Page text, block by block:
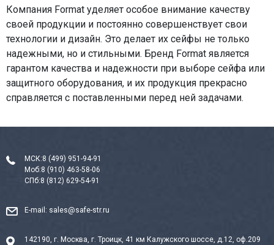
Компания Format уделяет особое внимание качеству
своей продукции и постоянно совершенствует свои
технологии и дизайн. Это делает их сейфы не только
надежными, но и стильными. Бренд Format является
гарантом качества и надежности при выборе сейфа или
защитного оборудования, и их продукция прекрасно
справляется с поставленными перед ней задачами.
МСК:8 (499) 951-94-91
Моб:8 (910) 463-58-06
СПб:8 (812) 629-54-91
E-mail: sales@safe-str.ru
142190, г. Москва, г. Троицк, 41 км Калужского шоссе, д.12, оф.209